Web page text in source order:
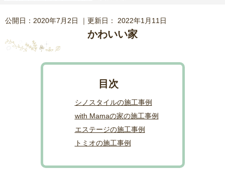
公開日： 2020年7月2日 ｜更新日： 2022年1月11日
かわいい家
シノスタイルの施工事例
with Mamaの家の施工事例
エステージの施工事例
トミオの施工事例